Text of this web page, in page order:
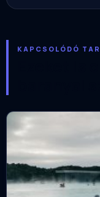
KAPCSOLÓDÓ